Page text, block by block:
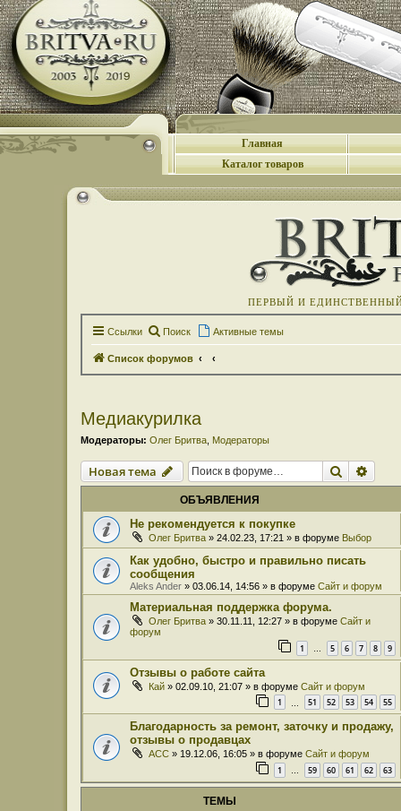
Главная
Каталог товаров
ПЕРВЫЙ И
Ссылки Поиск Активные темы
Список форумов
Медиакурилка
Модераторы: Олег Бритва Модераторы
Новая тема Поиск
ОБЪЯВЛЕНИЯ
Не рекомендуется к покупке
Олег Бритва » 24.02.23, 17:21 » в форуме Выбор
Как удобно, быстро и правильно писать
сообщения
Aleks Ander » 03.06.14, 14:56 » в форуме Сайт и форум
Материальная поддержка форума.
Олег Бритва » 30.11.11, 12:27 » в форуме Сайт и
форум
1 … 5 6 7 8 9
Отзывы о работе сайта
Кай » 02.09.10, 21:07 » в форуме Сайт и форум
1 51 52 53 54 55
Благодарность за ремонт, заточку и продажу,
отзывы о продавцах
ACC » 19.12.06, 16:05 » в форуме Сайт и форум
1 … 59 60 61 62 63
ТЕМЫ